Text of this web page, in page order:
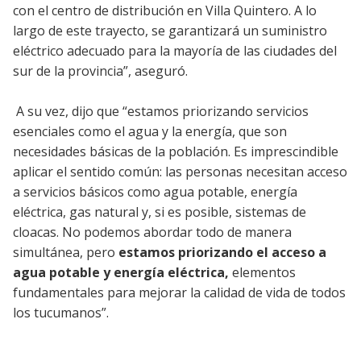
con el centro de distribución en Villa Quintero. A lo
largo de este trayecto, se garantizará un suministro
eléctrico adecuado para la mayoría de las ciudades del
sur de la provincia”, aseguró.
A su vez, dijo que “estamos priorizando servicios
esenciales como el agua y la energía, que son
necesidades básicas de la población. Es imprescindible
aplicar el sentido común: las personas necesitan acceso
a servicios básicos como agua potable, energía
eléctrica, gas natural y, si es posible, sistemas de
cloacas. No podemos abordar todo de manera
simultánea, pero estamos priorizando el acceso a
agua potable y energía eléctrica, elementos
fundamentales para mejorar la calidad de vida de todos
los tucumanos”.